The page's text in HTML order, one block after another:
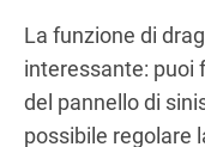
La funzione di
interessante: puoi
del pannello di
possibile regolare